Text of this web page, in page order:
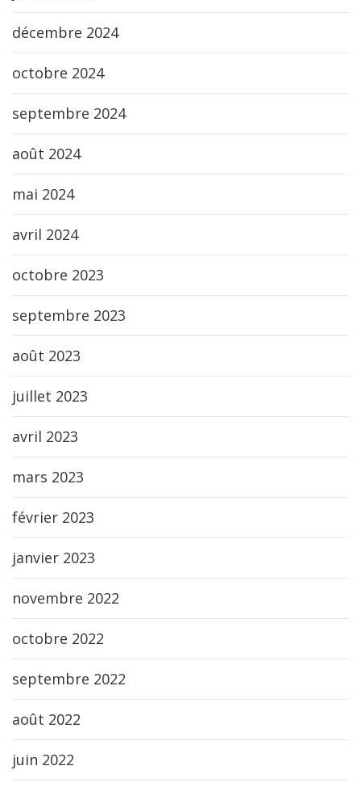
décembre 2024
octobre 2024
septembre 2024
août 2024
mai 2024
avril 2024
octobre 2023
septembre 2023
août 2023
juillet 2023
avril 2023
mars 2023
février 2023
janvier 2023
novembre 2022
octobre 2022
septembre 2022
août 2022
juin 2022